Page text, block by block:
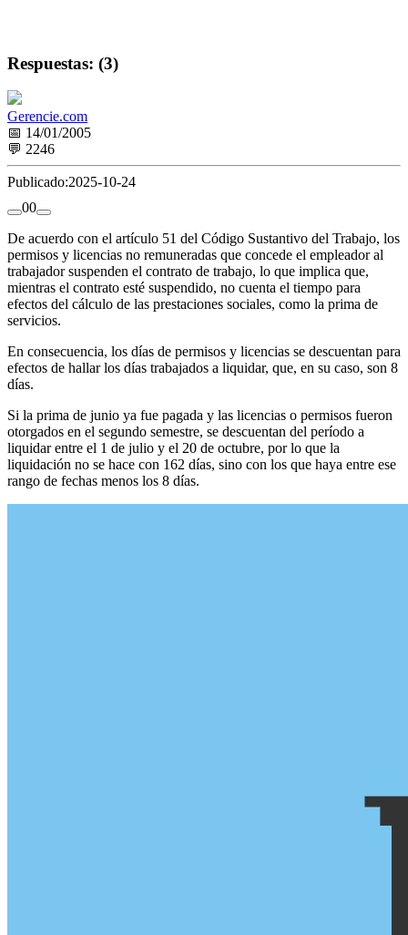
Respuestas: (3)
Gerencie.com
📅 14/01/2005
💬 2246
Publicado:2025-10-24
00
De acuerdo con el artículo 51 del Código Sustantivo del Trabajo, los
permisos y licencias no remuneradas que concede el empleador al
trabajador suspenden el contrato de trabajo, lo que implica que,
mientras el contrato esté suspendido, no cuenta el tiempo para
efectos del cálculo de las prestaciones sociales, como la prima de
servicios.
En consecuencia, los días de permisos y licencias se descuentan para
efectos de hallar los días trabajados a liquidar, que, en su caso, son 8
días.
Si la prima de junio ya fue pagada y las licencias o permisos fueron
otorgados en el segundo semestre, se descuentan del período a
liquidar entre el 1 de julio y el 20 de octubre, por lo que la
liquidación no se hace con 162 días, sino con los que haya entre ese
rango de fechas menos los 8 días.